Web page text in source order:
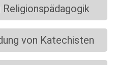
von Katechisten